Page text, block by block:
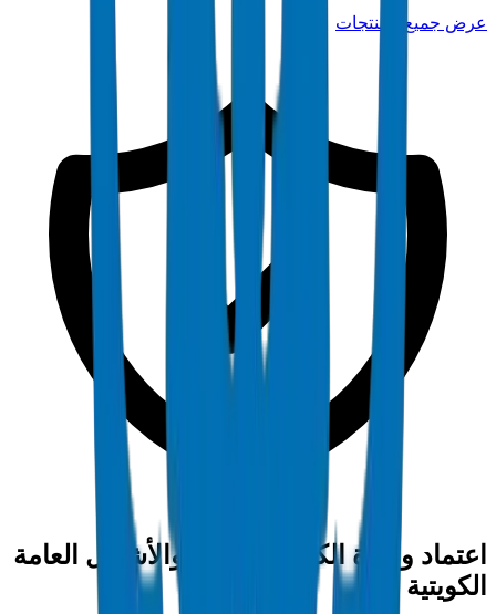
عرض جميع المنتجات
اعتماد وزارة الكهرباء والماء والأشغال العامة
الكويتية